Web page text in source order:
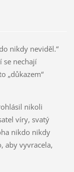
nikdy neviděl.“
se nechají
„důkazem“
nikoli
víry, svatý
nikdo nikdy
aby vyvracela,